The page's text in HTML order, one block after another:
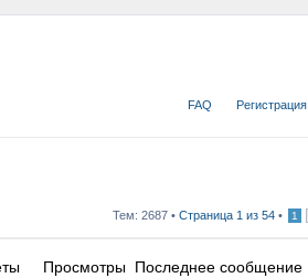
FAQ Регистрация
Тем: 2687 • Страница 1 из 54 • 1
Просмотры Последнее сообщение